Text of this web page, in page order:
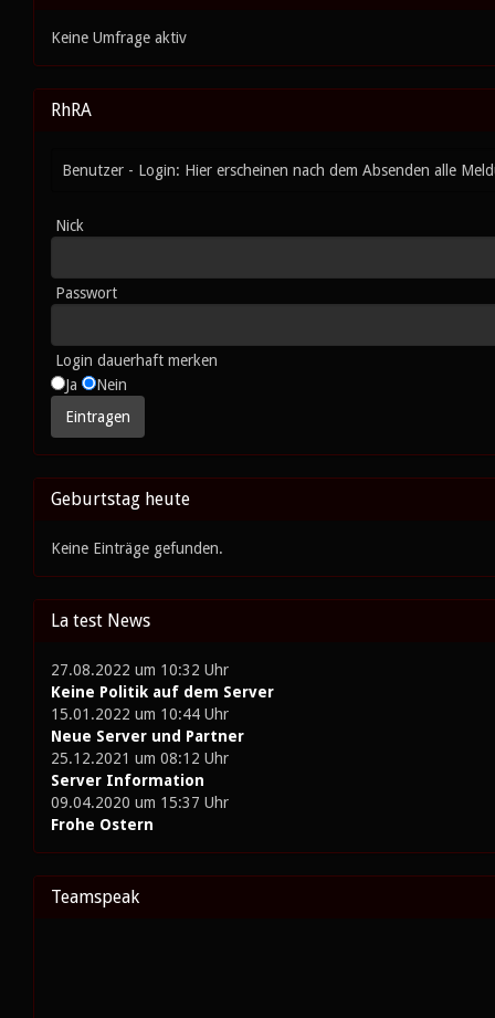
Keine Umfrage aktiv
RhRA
Benutzer - Login: Hier erscheinen nach dem Absenden alle
Nick
Passwort
Login dauerhaft merken
Ja
Nein
Geburtstag heute
Keine Einträge gefunden.
La test News
27.08.2022 um 10:32 Uhr
Keine Politik auf dem Server
15.01.2022 um 10:44 Uhr
Neue Server und Partner
25.12.2021 um 08:12 Uhr
Server Information
09.04.2020 um 15:37 Uhr
Frohe Ostern
Teamspeak